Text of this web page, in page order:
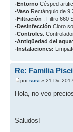
-Entorno Césped
-Vaso Rectángulo de 9
-Filtración : Filtro 660
-Desinfección Cloro
-Controles:
-Antigüedad del agua
-Instalaciones:
Re: Familia
porsusi » 21 Dic
Hola, no veo
Saludos!